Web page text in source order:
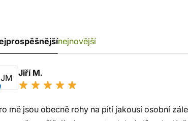
nejnovější
JM Jiří M.
mě jsou obecně rohy na pití jakousi osobní